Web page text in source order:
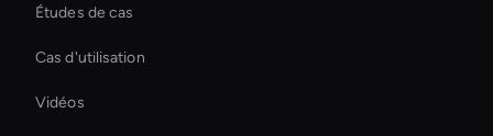
Études de cas
Cas d'utilisation
Vidéos